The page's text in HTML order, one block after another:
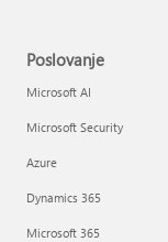
Poslovanje
Microsoft AI
Microsoft Security
Azure
Dynamics 365
Microsoft 365